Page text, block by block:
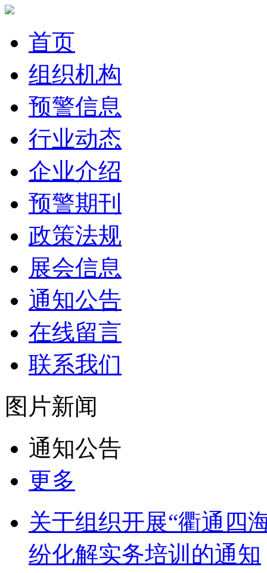
首页
组织机构
预警信息
行业动态
企业介绍
预警期刊
政策法规
展会信息
通知公告
在线留言
联系我们
图片新闻
通知公告
更多
关于组织开展“衢通四
纷化解实务培训的通知